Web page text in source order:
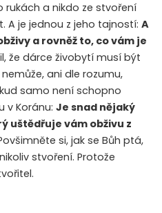
rukách a nikdo ze stvoření
A je jednou z jeho tajností: A
a rovněž to, co vám je
že dárce živobytí musí být
ani dle rozumu,
samo není schopno
v Koránu: Je snad nějaký
uštědřuje vám obživu z
si, jak se Bůh ptá,
stvoření. Protože